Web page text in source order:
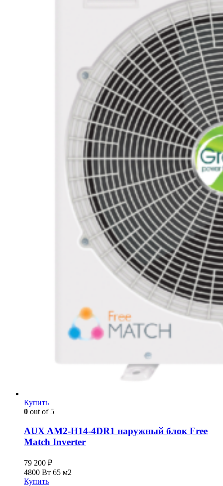
Купить
0 out of 5
AUX AM2-H14-4DR1 наружный блок Free
Match Inverter
79 200 ₽
4800 Вт 65 м2
Купить